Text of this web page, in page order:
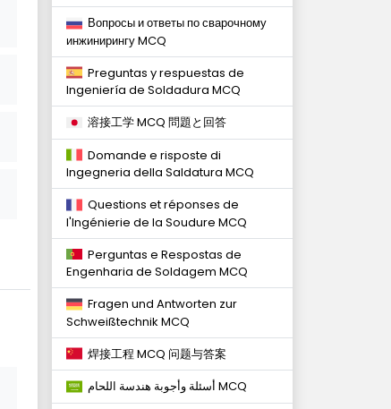
Вопросы и ответы по сварочному
инжинирингу MCQ
Preguntas y respuestas de
Ingeniería de Soldadura MCQ
溶接工学 MCQ 問題と回答
Domande e risposte di
Ingegneria della Saldatura MCQ
Questions et réponses de
l'Ingénierie de la Soudure MCQ
Perguntas e Respostas de
Engenharia de Soldagem MCQ
Fragen und Antworten zur
Schweißtechnik MCQ
焊接工程 MCQ 问题与答案
أسئلة وأجوبة هندسة اللحام MCQ